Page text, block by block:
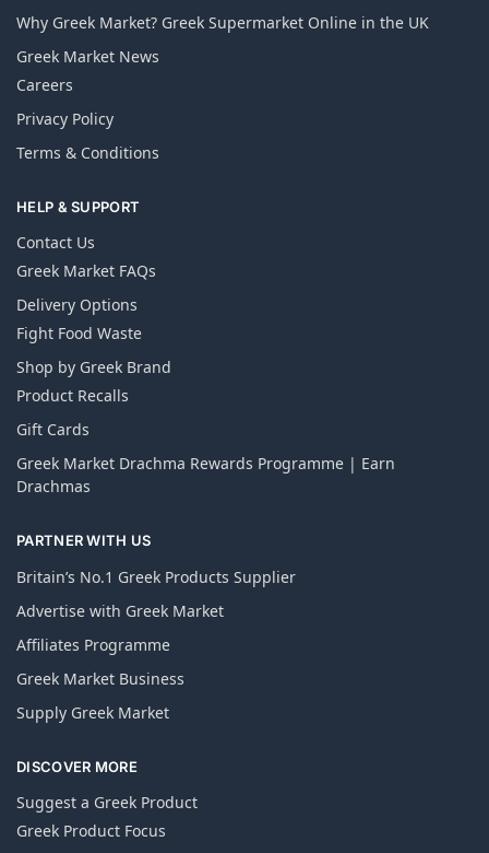
Why Greek Market? Greek Supermarket Online in the UK
Greek Market News
Careers
Privacy Policy
Terms & Conditions
HELP & SUPPORT
Contact Us
Greek Market FAQs
Delivery Options
Fight Food Waste
Shop by Greek Brand
Product Recalls
Gift Cards
Greek Market Drachma Rewards Programme | Earn
Drachmas
PARTNER WITH US
Britain’s No.1 Greek Products Supplier
Advertise with Greek Market
Affiliates Programme
Greek Market Business
Supply Greek Market
DISCOVER MORE
Suggest a Greek Product
Greek Product Focus